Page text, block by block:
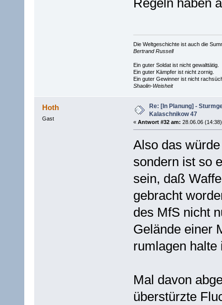
Regeln haben
Die Weltgeschichte ist auch die
Bertrand Russell
Ein guter Soldat ist nicht gewalttätig.
Ein guter Kämpfer ist nicht zornig.
Ein guter Gewinner ist nicht
Shaolin-Weisheit
Hoth
Gast
Re: [In Planung] -
Kalaschnikow 47
« Antwort #32 am: 28.06.06
Also das
sondern ist so
sein, daß
gebracht
des MfS nicht
Gelände einer
rumlagen halte
Mal davon
überstürzte